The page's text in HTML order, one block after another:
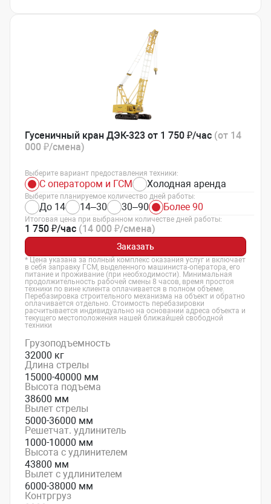
Гусеничный кран ДЭК-323 от 1 750 ₽/час (от 14
000 ₽/смена)
Выберите вариант предоставления техники:
С оператором и ГСМ Холодная аренда
Выберите планируемое количество дней работы:
До 14 14–30 30–90 Более 90
Итоговая цена при выбранном количестве дней работы:
1 750 ₽/час (14 000 ₽/смена)
Заказать
* Цена указана за полный комплекс оказания услуг и включает
в себя заправку ГСМ, выделенного машиниста-оператора, его
питание и проживание (при необходимости). Минимальная
продолжительность рабочей смены 8 часов, время простоя
техники по вине клиента оплачивается в полном объеме.
Перебазировка строительного механизма на объект и обратно
оплачивается отдельно. Стоимость перебазировки
расчитывается индивидуально на основании адреса объекта и
текущего местоположения нашей ближайшей свободной
техники
Грузоподъемность
32000 кг
Длина стрелы
15000-40000 мм
Высота подъема
38600 мм
Вылет стрелы
5000-36000 мм
Решетчат. удлинитель
1000-10000 мм
Высота с удлинителем
43800 мм
Вылет с удлинителем
6000-38000 мм
Контргруз